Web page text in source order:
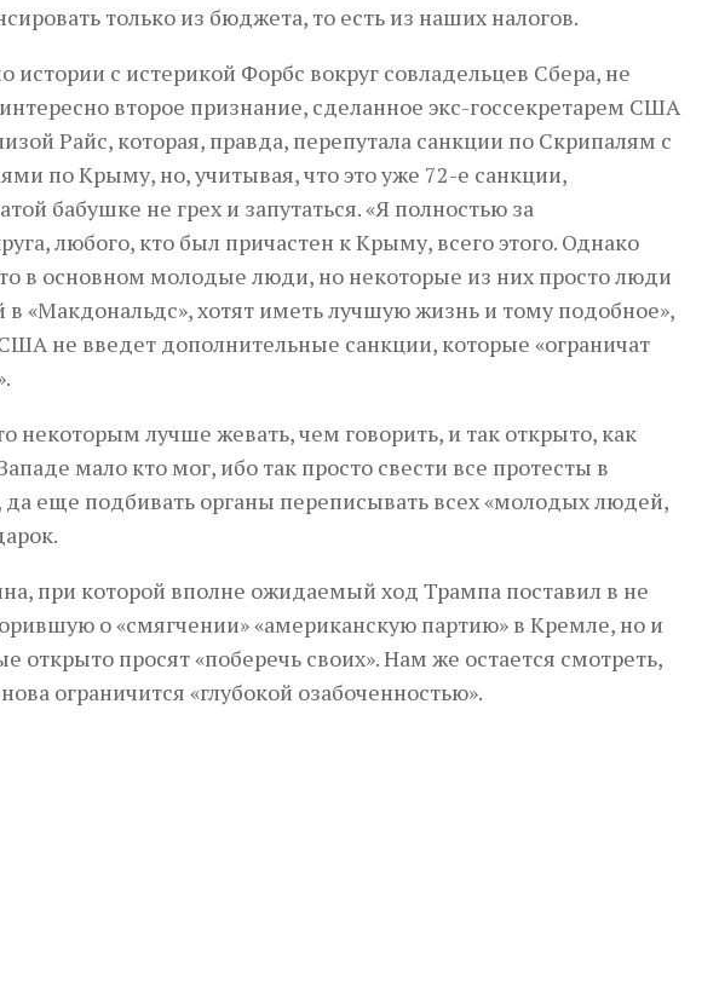
только из бюджета, то есть из наших налогов.
истории с истерикой Форбс вокруг совладельцев Сбера, не
второе признание, сделанное экс-госсекретарем США
Райс, которая, правда, перепутала санкции по Скрипалям с
по Крыму, но, учитывая, что это уже 72-е санкции,
бабушке не грех и запутаться. «Я полностью за
любого, кто был причастен к Крыму, всего этого. Однако
в основном молодые люди, но некоторые из них просто люди
в «Макдональдс», хотят иметь лучшую жизнь и тому подобное»,
не введет дополнительные санкции, которые «ограничат
некоторым лучше жевать, чем говорить, и так открыто, как
мало кто мог, ибо так просто свести все протесты в
еще подбивать органы переписывать всех «молодых людей,
при которой вполне ожидаемый ход Трампа поставил в не
о «смягчении» «американскую партию» в Кремле, но и
открыто просят «поберечь своих». Нам же остается смотреть,
ограничится «глубокой озабоченностью».